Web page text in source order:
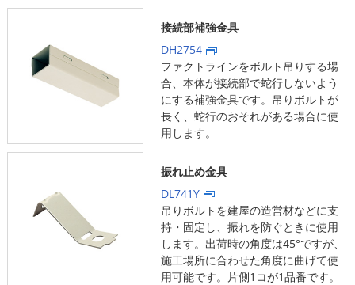
接続部補強金具
DH2754
ファクトラインをボルト吊りする場
合、本体が接続部で蛇行しないよう
にする補強金具です。吊りボルトが
長く、蛇行のおそれがある場合に使
用します。
振れ止め金具
DL741Y
吊りボルトを建屋の造営材などに支
持・固定し、振れを防ぐときに使用
します。出荷時の角度は45°ですが、
施工場所に合わせた角度に曲げて使
用可能です。片側1コが1品番です。